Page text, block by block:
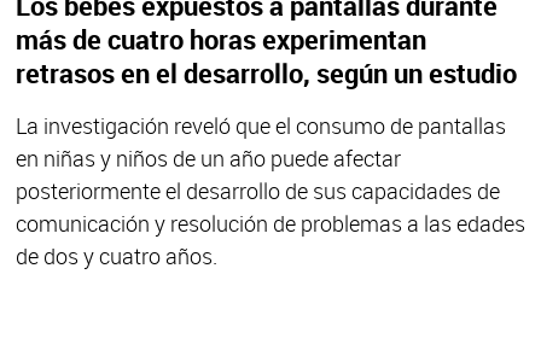
más de cuatro horas experimentan
retrasos en el desarrollo, según un estudio
La investigación reveló que el consumo de pantallas
en niñas y niños de un año puede afectar
posteriormente el desarrollo de sus capacidades de
comunicación y resolución de problemas a las edades
de dos y cuatro años.